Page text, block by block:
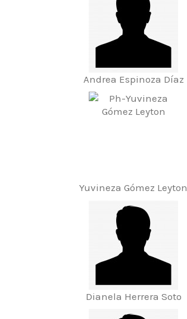
Andrea Espinoza Díaz
Yuvineza Gómez Leyton
Dianela Herrera Soto